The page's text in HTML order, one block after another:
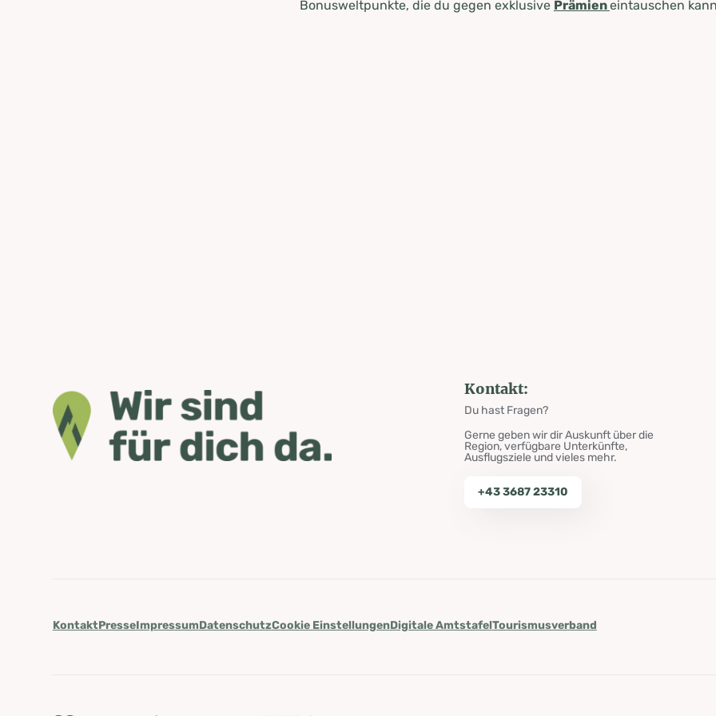
Bonusweltpunkte, die du gegen exklusive Prämieneintauschen
Kontakt:
Du hast Fragen?
Gerne geben wir dir Auskunft über die
Region, verfügbare Unterkünfte,
Ausflugsziele und vieles mehr.
+43 3687 23310
KontaktPresseImpressumDatenschutzCookie EinstellungenDigitale AmtstafelTourismusverband